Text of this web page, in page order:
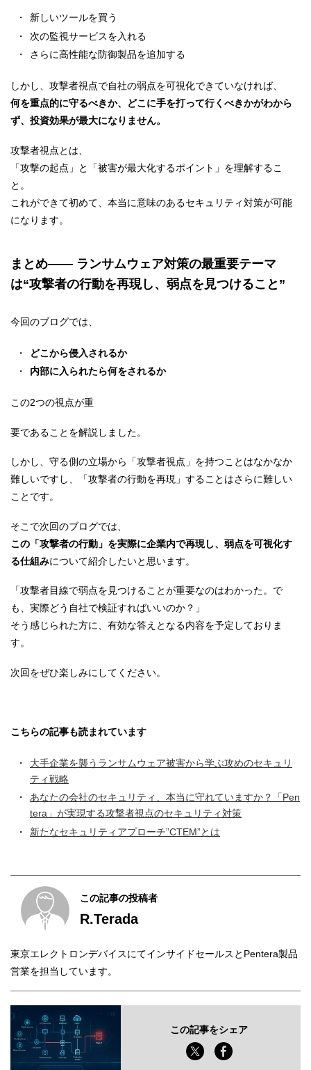
新しいツールを買う
次の監視サービスを入れる
さらに高性能な防御製品を追加する
しかし、攻撃者視点で自社の弱点を可視化できていなければ、
何を重点的に守るべきか、どこに手を打って行くべきかがわから
ず、投資効果が最大になりません。
攻撃者視点とは、
「攻撃の起点」と「被害が最大化するポイント」を理解するこ
と。
これができて初めて、本当に意味のあるセキュリティ対策が可能
になります。
まとめ—— ランサムウェア対策の最重要テーマ
は“攻撃者の行動を再現し、弱点を見つけること”
今回のブログでは、
どこから侵入されるか
内部に入られたら何をされるか
この2つの視点が重
要であることを解説しました。
しかし、守る側の立場から「攻撃者視点」を持つことはなかなか
難しいですし、「攻撃者の行動を再現」することはさらに難しい
ことです。
そこで次回のブログでは、
この「攻撃者の行動」を実際に企業内で再現し、弱点を可視化す
る仕組みについて紹介したいと思います。
「攻撃者目線で弱点を見つけることが重要なのはわかった。で
も、実際どう自社で検証すればいいのか？」
そう感じられた方に、有効な答えとなる内容を予定しておりま
す。
次回をぜひ楽しみにしてください。
こちらの記事も読まれています
大手企業を襲うランサムウェア被害から学ぶ攻めのセキュリ
ティ戦略
あなたの会社のセキュリティ、本当に守れていますか？「Pen
tera」が実現する攻撃者視点のセキュリティ対策
新たなセキュリティアプローチ”CTEM”とは
この記事の投稿者
R.Terada
東京エレクトロンデバイスにてインサイドセールスとPentera製品
営業を担当しています。
この記事をシェア